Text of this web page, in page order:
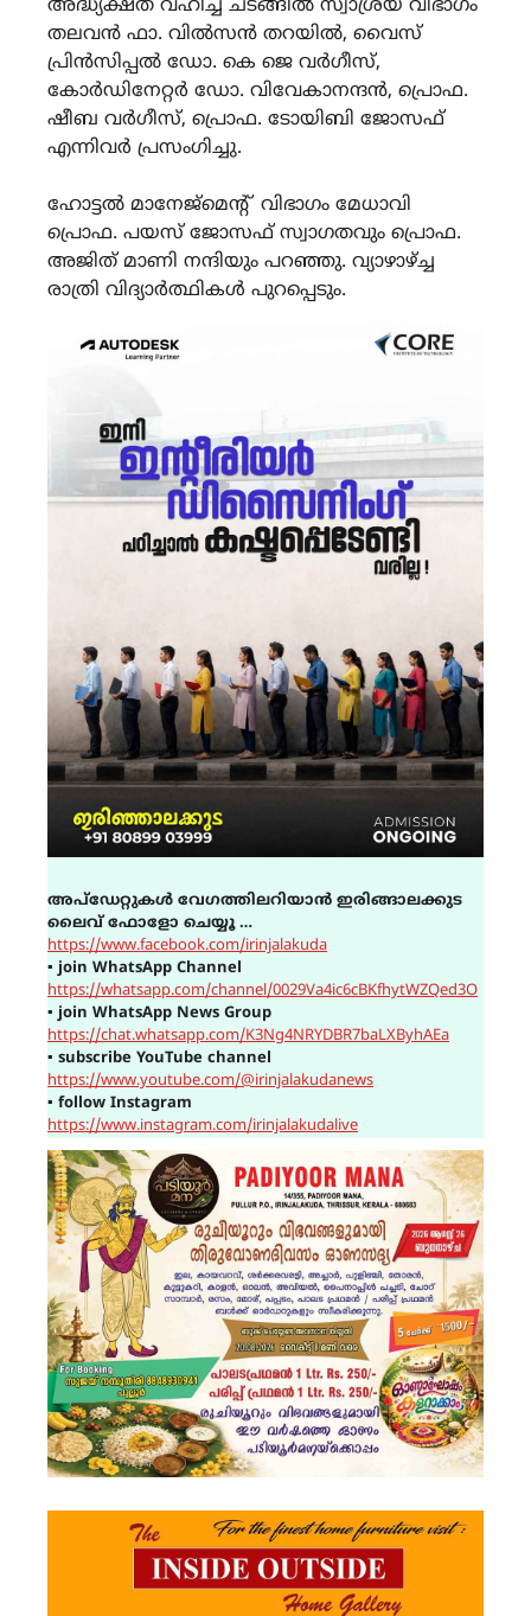
അദ്ധ്യക്ഷത വഹിച്ച ചടങ്ങിൽ സ്വാശ്രയ വിഭാഗം
തലവൻ ഫാ. വിൽസൻ തറയിൽ, വൈസ്
പ്രിൻസിപ്പൽ ഡോ. കെ ജെ വർഗീസ്,
കോർഡിനേറ്റർ ഡോ. വിവേകാനന്ദൻ, പ്രൊഫ.
ഷീബ വർഗീസ്, പ്രൊഫ. ടോയിബി ജോസഫ്
എന്നിവർ പ്രസംഗിച്ചു.
ഹോട്ടൽ മാനേജ്മെൻ്റ് വിഭാഗം മേധാവി
പ്രൊഫ. പയസ് ജോസഫ് സ്വാഗതവും പ്രൊഫ.
അജിത് മാണി നന്ദിയും പറഞ്ഞു. വ്യാഴാഴ്ച്ച
രാത്രി വിദ്യാർത്ഥികൾ പുറപ്പെടും.
അപ്ഡേറ്റുകൾ വേഗത്തിലറിയാൻ ഇരിങ്ങാലക്കുട
ലൈവ് ഫോളോ ചെയ്യൂ …
https://www.facebook.com/irinjalakuda
▪ join WhatsApp Channel
https://whatsapp.com/channel/0029Va4ic6cBKfhytWZQed3O
▪ join WhatsApp News Group
https://chat.whatsapp.com/K3Ng4NRYDBR7baLXByhAEa
▪ subscribe YouTube channel
https://www.youtube.com/@irinjalakudanews
▪ follow Instagram
https://www.instagram.com/irinjalakudalive